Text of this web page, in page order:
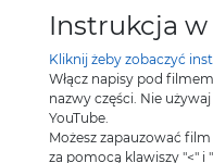
Instrukcja
Kliknij żeby zobaczyć
Włącz napisy pod
nazwy części. Nie
YouTube.
Możesz zapauzować
za pomocą klawiszy "<" i